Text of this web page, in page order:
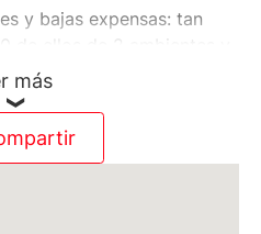
y bajas expensas: tan
de ellos de 2 ambientes y
en Planta Baja. En el
ubican 4 unidades de 2
al contrafrente. Todas ellas
comedor con cocina
más